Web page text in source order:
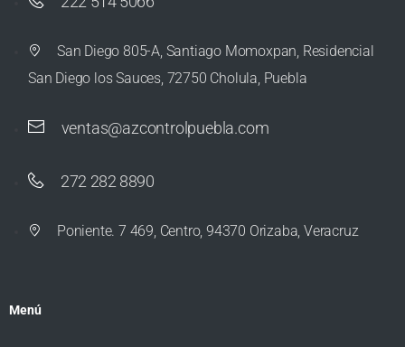
San Diego 805-A, Santiago Momoxpan, Residencial
San Diego los Sauces, 72750 Cholula, Puebla
ventas@azcontrolpuebla.com
272 282 8890
Poniente. 7 469, Centro, 94370 Orizaba, Veracruz
Menú